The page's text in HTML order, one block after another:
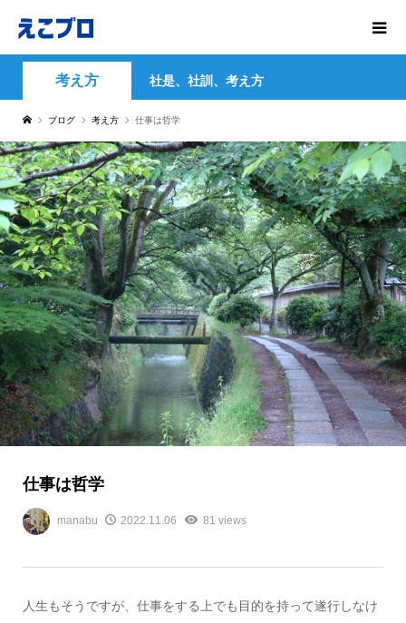
考え方 社是、社訓、考え方
ブログ 考え方 仕事は哲学
仕事は哲学
manabu 2022.11.06 81 views
人生もそうですが、仕事をする上でも目的を持って遂行しなけ